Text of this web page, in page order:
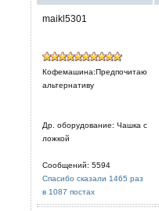
maikl5301
Кофемашина:Предпочитаю
альтернативу
Др. оборудование: Чашка с
ложкой
Сообщений: 5594
Спасибо сказали 1465 раз
в 1087 постах